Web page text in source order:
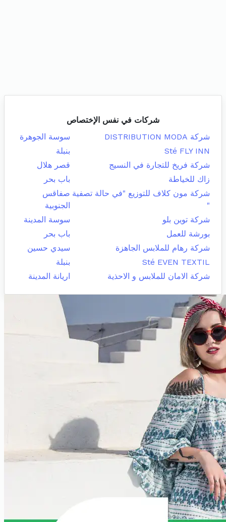
شركات في نفس الإختصاص
شركة DISTRIBUTION MODA
سوسة الجوهرة
Sté FLY INN
بنبلة
شركة فريخ للتجارة في النسيج
قصر هلال
زاك للخياطة
باب بحر
شركة مون كلاف للتوزيع "في حالة تصفية
"
صفاقس
الجنوبية
شركة توين بلو
سوسة المدينة
بورشة للعمل
باب بحر
شركة رهام للملابس الجاهزة
سيدي حسين
Sté EVEN TEXTIL
بنبلة
شركة الامان للملابس و الاحذية
اريانة المدينة